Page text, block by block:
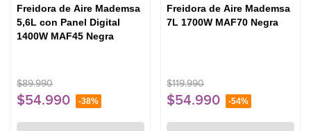
Freidora de Aire Mademsa
5,6L con Panel Digital
1400W MAF45 Negra
$89.990
$54.990 -38%
Freidora de Aire Mademsa
7L 1700W MAF70 Negra
$119.990
$54.990 -54%